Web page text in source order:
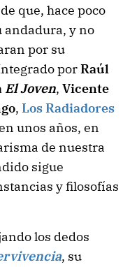
que, hace poco
andadura, y no
por su
porRaúl
El Joven, Vicente
, Los Radiadores
unos años, en
de nuestra
sigue
y filosofías
los dedos
, su